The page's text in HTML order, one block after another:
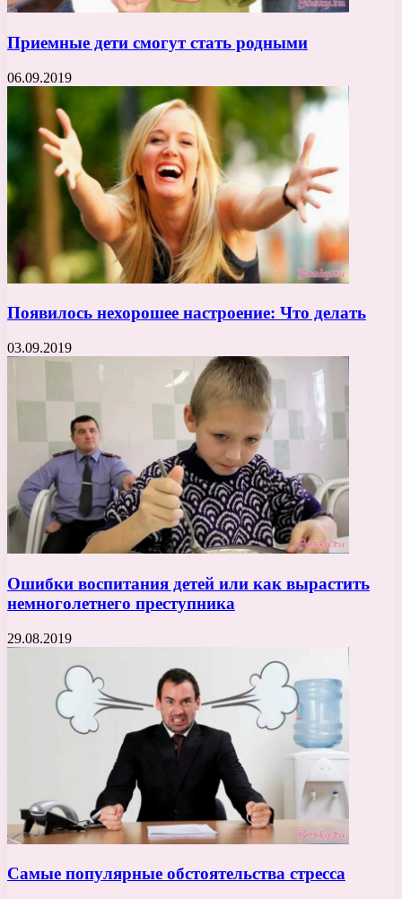
Приемные дети смогут стать родными
06.09.2019
Появилось нехорошее настроение: Что делать
03.09.2019
Ошибки воспитания детей или как вырастить
немноголетнего преступника
29.08.2019
Самые популярные обстоятельства стресса